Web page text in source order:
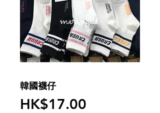
韓國襪仔
HK$17.00